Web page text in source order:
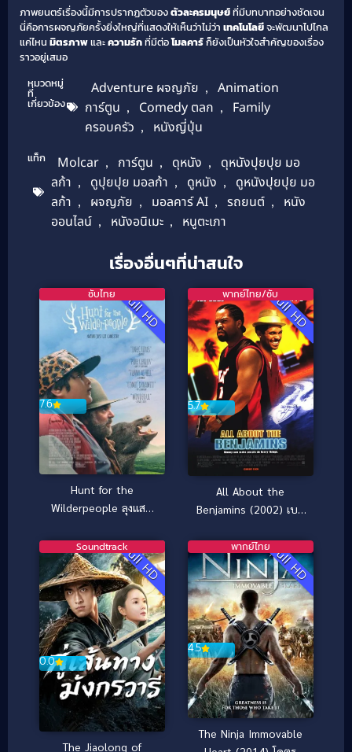
ภาพยนตร์เรื่องนี้มีการปรากฏตัวของตัวละครมนุษย์ที่มีบทบาทอย่างชัดเจน
นี่คือการผจญภัยครั้งยิ่งใหญ่ที่แสดงให้เห็นว่าไม่ว่า เทคโนโลยีจะพัฒนาไปไกล
แค่ไหน มิตรภาพและความรักที่มีต่อโมลคาร์ก็ยังเป็นหัวใจสำคัญของเรื่อง
ราวอยู่เสมอ
หมวดหมู่
ที่
เกี่ยวข้อง
Adventure ผจญภัย ,
Animation
การ์ตูน , Comedy ตลก ,
Family
ครอบครัว , หนังญี่ปุ่น
แท็ก Molcar , การ์ตูน , ดุหนัง ,
ดุหนังปุยปุย มอ
ลก้า , ดูปุยปุย มอลก้า , ดูหนัง ,
ดูหนังปุยปุย มอ
ลก้า , ผจญภัย , มอลคาร์ AI , รถยนต์ ,
หนัง
ออนไลน์ , หนังอนิเมะ , หนูตะเภา
เรื่องอื่นๆที่น่าสนใจ
Full HD
7.6
ซับไทย
Hunt for the
Wilderpeople ลุงแสบ
ติ่ง [ซับไทย] (2016)
Full HD
5.7
พากย์ไทย/ซับ
All About the
Benjamins (2002) เบน
เด้ง
Full HD
0.0
Soundtrack
The Jiaolong of
Full HD
4.5
พากย์ไทย
The Ninja Immovable